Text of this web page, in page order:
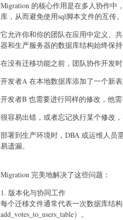
Migration 的核心作用是在多人协作中
库，从而避免使用sql脚本文件的互传。
它允许你和你的团队在应用中定义、
器和生产服务器的数据库结构始终保持
在没有迁移功能之前，团队协作开发
开发者A 在本地数据库添加了一个新表
开发者B 也需要进行同样的修改，他
很容易出错，或者忘记执行某个修改，
部署到生产环境时，DBA 或运维人员
易遗漏。
Migration 完美地解决了这些问题：
1. 版本化与协同工作
每个迁移文件通常代表一次数据库结构
add_votes_to_users_table）。